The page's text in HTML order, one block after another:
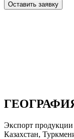
Оставить заявку
Экспорт
Казахстан,